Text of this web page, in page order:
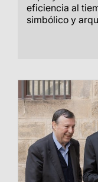
eficiencia al
simbólico y